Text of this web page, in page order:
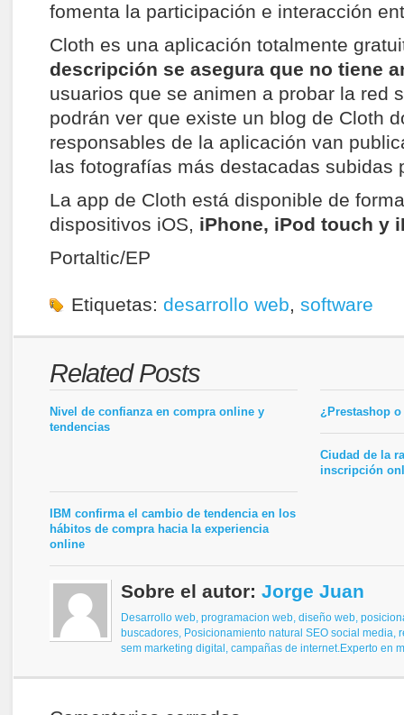
fomenta la participación e interacción
Cloth es una aplicación totalmente
descripción se asegura que no tiene
usuarios que se animen a probar la red
podrán ver que existe un blog de Cloth
responsables de la aplicación van
las fotografías más destacadas subidas
La app de Cloth está disponible de
dispositivos iOS, iPhone, iPod touch y
Portaltic/EP
Etiquetas: desarrollo web, software
Related Posts
Nivel de confianza en compra online y
tendencias
¿Prestashop
Ciudad de la
inscripción
IBM confirma el cambio de tendencia en los
hábitos de compra hacia la experiencia
online
Sobre el autor: Jorge Juan
Desarrollo web, programacion web, diseño web,
buscadores, Posicionamiento natural SEO social media,
sem marketing digital, campañas de internet.Experto en